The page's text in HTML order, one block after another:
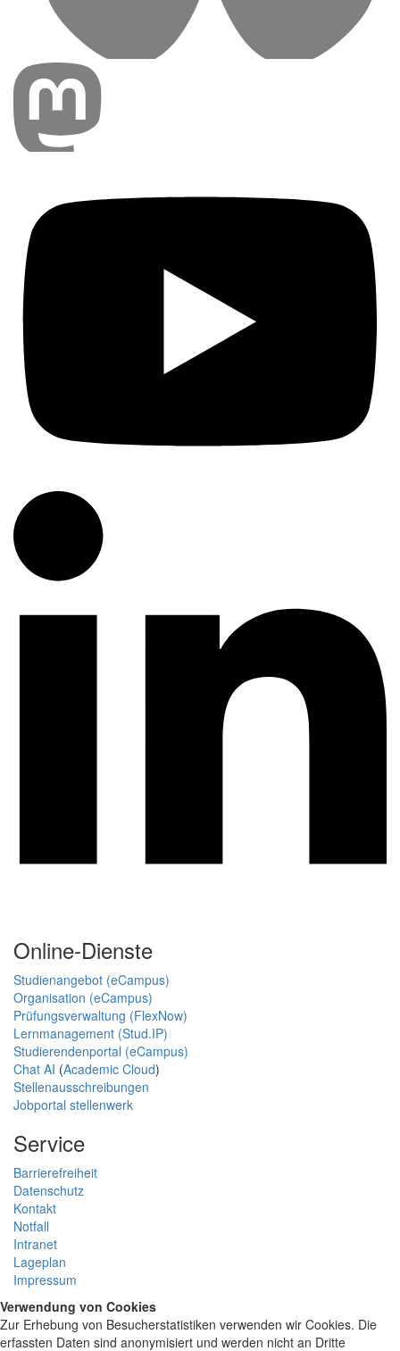
Online-Dienste
Studienangebot (eCampus)
Organisation (eCampus)
Prüfungsverwaltung (FlexNow)
Lernmanagement (Stud.IP)
Studierendenportal (eCampus)
Chat AI (Academic Cloud)
Stellenausschreibungen
Jobportal stellenwerk
Service
Barrierefreiheit
Datenschutz
Kontakt
Notfall
Intranet
Lageplan
Impressum
Verwendung von Cookies
Zur Erhebung von Besucherstatistiken verwenden wir Cookies. Die
erfassten Daten sind anonymisiert und werden nicht an Dritte